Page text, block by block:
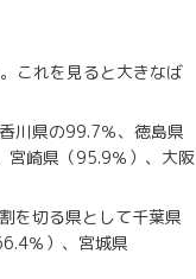
これを見ると大きなば
川県の99.7％、徳島県
宮崎県（95.9％）、大阪
を切る県として千葉県
％）、宮城県